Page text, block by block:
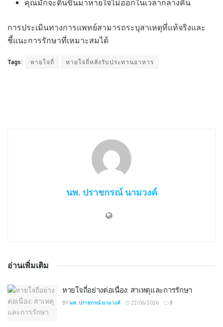
คุณมักจะตื่นขึ้นมาหายใจไม่ออกในเวลากลางคืน
การประเมินทางการแพทย์สามารถระบุสาเหตุที่แท้จริงและ
ชี้แนะการรักษาที่เหมาะสมได้
Tags: หายใจถี่ หายใจถี่หลังรับประทานอาหาร
นพ. ปราชกรณ์ นามวงค์
อ่านเพิ่มเติม
หายใจถี่อย่างต่อเนื่อง: สาเหตุและการรักษา
BYนพ. ปราชกรณ์ นามวงค์ 22/06/2026 0